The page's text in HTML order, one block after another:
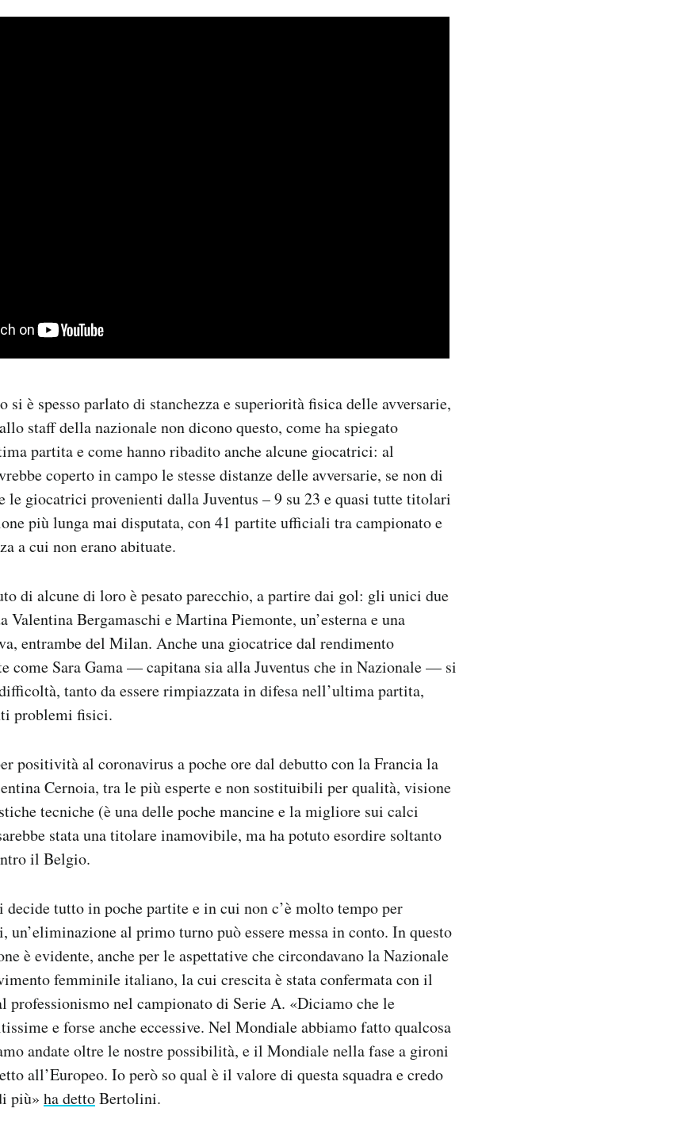
si è spesso parlato di stanchezza e superiorità fisica delle avversarie,
staff della nazionale non dicono questo, come ha spiegato
partita e come hanno ribadito anche alcune giocatrici: al
coperto in campo le stesse distanze delle avversarie, se non di
le giocatrici provenienti dalla Juventus – 9 su 23 e quasi tutte titolari
più lunga mai disputata, con 41 partite ufficiali tra campionato e
a cui non erano abituate.
di alcune di loro è pesato parecchio, a partire dai gol: gli unici due
Valentina Bergamaschi e Martina Piemonte, un’esterna e una
entrambe del Milan. Anche una giocatrice dal rendimento
come Sara Gama — capitana sia alla Juventus che in Nazionale — si
tanto da essere rimpiazzata in difesa nell’ultima partita,
problemi fisici.
positività al coronavirus a poche ore dal debutto con la Francia la
Cernoia, tra le più esperte e non sostituibili per qualità, visione
tecniche (è una delle poche mancine e la migliore sui calci
stata una titolare inamovibile, ma ha potuto esordire soltanto
il Belgio.
decide tutto in poche partite e in cui non c’è molto tempo per
un’eliminazione al primo turno può essere messa in conto. In questo
è evidente, anche per le aspettative che circondavano la Nazionale
femminile italiano, la cui crescita è stata confermata con il
professionismo nel campionato di Serie A. «Diciamo che le
e forse anche eccessive. Nel Mondiale abbiamo fatto qualcosa
andate oltre le nostre possibilità, e il Mondiale nella fase a gironi
all’Europeo. Io però so qual è il valore di questa squadra e credo
più» ha dettoBertolini.